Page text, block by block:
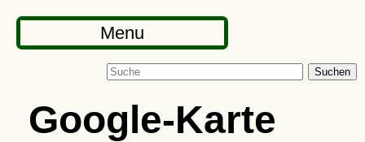
Menu
Suchen
Google-Karte